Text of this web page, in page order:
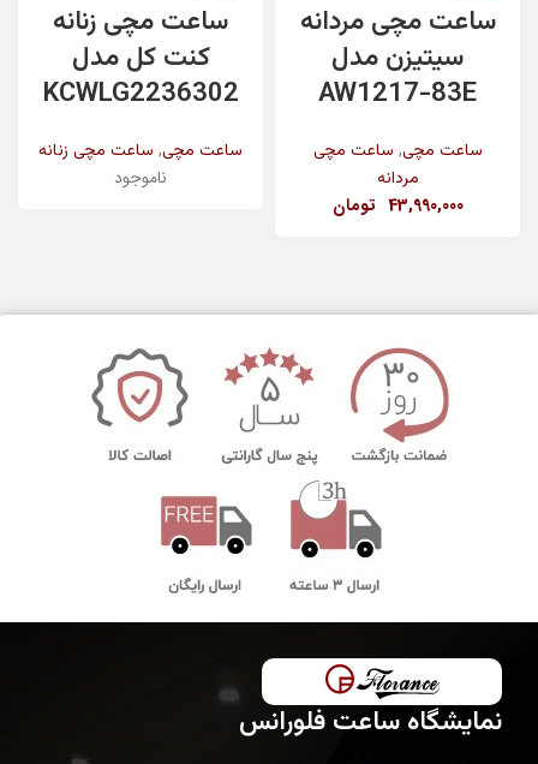
ساعت مچی مردانه
سیتیزن مدل
AW1217-83E
ساعت مچی, ساعت مچی
مردانه
43,990,000 تومان
ساعت مچی زنانه
کنت کل مدل
KCWLG2236302
ساعت مچی, ساعت مچی زنانه
ناموجود
نمایشگاه ساعت فلورانس